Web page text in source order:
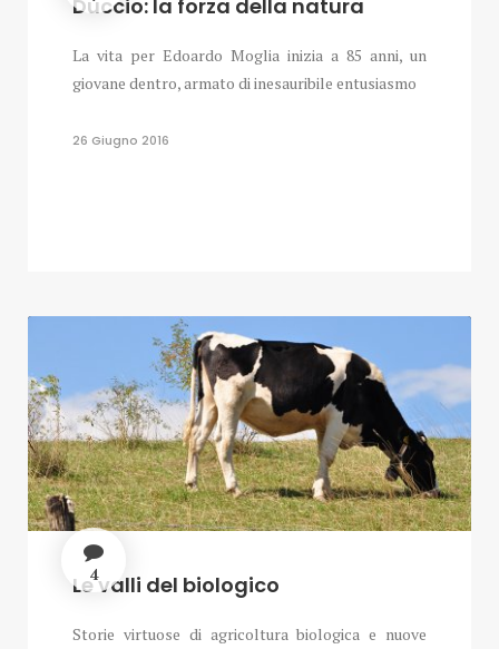
Duccio: la forza della natura
La vita per Edoardo Moglia inizia a 85 anni, un
giovane dentro, armato di inesauribile entusiasmo
26 Giugno 2016
4
Le valli del biologico
Storie virtuose di agricoltura biologica e nuove